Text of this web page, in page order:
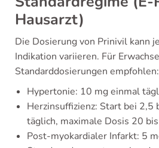
Hausarzt)
Die Dosierung von Prinivil kann
Indikation variieren. Für
Standarddosierungen empfohlen:
Hypertonie: 10 mg einmal
Herzinsuffizienz: Start bei 2,5
täglich, maximale Dosis 20
Post-myokardialer Infarkt: 5